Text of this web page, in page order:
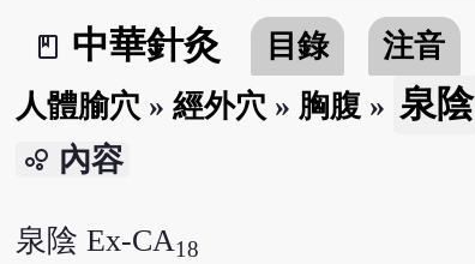
book_2
中華針灸 目錄 注音
人體腧穴 » 經外穴 » 胸腹 » 泉陰
bubble_chart 內容
泉陰 Ex-CA18